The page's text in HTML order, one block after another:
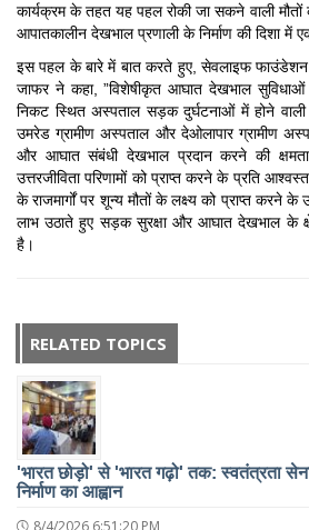
कार्यक्रम के तहत यह पहल रोकी जा सकने वाली
आपातकालीन देखभाल प्रणाली के निर्माण की दिशा में
इस पहल के बारे में बात करते हुए, सेवलाइफ फाउंडेशन
जाफर ने कहा, ”विशेषीकृत आघात देखभाल सुविधाओं
निकट स्थित अस्पताल सड़क दुर्घटनाओं में होने
उमरेड ग्रामीण अस्पताल और देओलापार ग्रामीण
और आघात संबंधी देखभाल प्रदान करने की
उत्तरजीविता परिणामों को प्राप्त करने के प्रति
के राजमार्गों पर शून्य मौतों के लक्ष्य को प्राप्त करने के
लाभ उठाते हुए सड़क सुरक्षा और आघात देखभाल के
है।
RELATED TOPICS
'भारत छोड़ो' से 'भारत गढ़ो' तक: स्वतंत्रता
निर्माण का आह्वान
8/4/2026 6:51:20 PM